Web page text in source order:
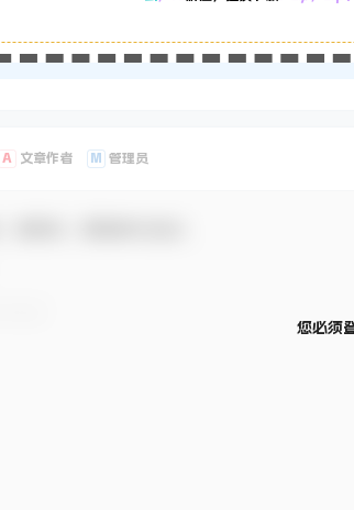
A 文章作者 M 管理员
您必须